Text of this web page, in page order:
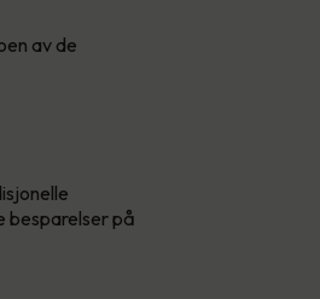
av de
besparelser på